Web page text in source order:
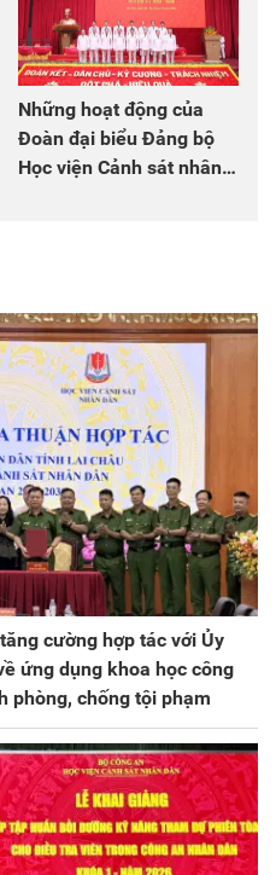
Những hoạt động của
Đoàn đại biểu Đảng bộ
Học viện Cảnh sát nhân
cường hợp tác với Ủy
ứng dụng khoa học công
phòng, chống tội phạm